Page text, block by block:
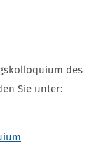
des
Sie unter: